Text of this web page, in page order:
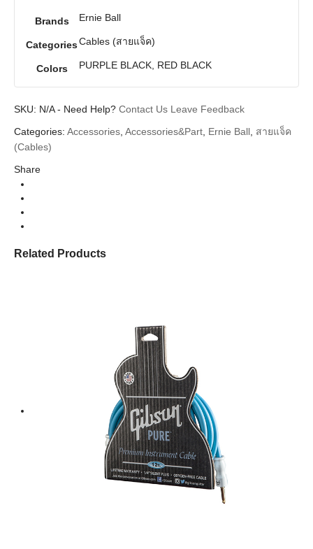
Brands Ernie Ball
CategoriesCables (สายแจ็ค)
Colors PURPLE BLACK, RED BLACK
SKU: N/A- Need Help? Contact Us Leave Feedback
Categories: Accessories Accessories&Part Ernie Ball สายแจ็ค
(Cables)
Share
Related Products